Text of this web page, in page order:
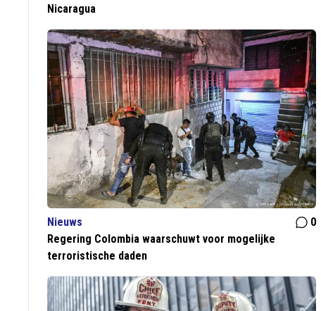
Nicaragua
Nieuws
0
Regering Colombia waarschuwt voor mogelijke
terroristische daden